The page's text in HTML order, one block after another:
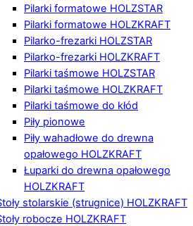
Pilarki formatowe HOLZSTAR
Pilarki formatowe HOLZKRAFT
Pilarko-frezarki HOLZSTAR
Pilarko-frezarki HOLZKRAFT
Pilarki taśmowe HOLZSTAR
Pilarki taśmowe HOLZKRAFT
Pilarki taśmowe do kłód
Piły pionowe
Piły wahadłowe do drewna
opałowego HOLZKRAFT
Łuparki do drewna opałowego
HOLZKRAFT
stolarskie (strugnice) HOLZKRAFT
robocze HOLZKRAFT